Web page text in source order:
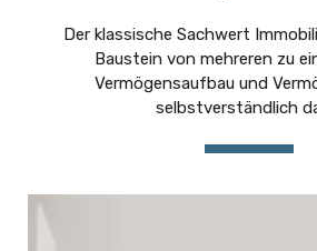
Der klassische Sachwert
Baustein von mehreren zu
Vermögensaufbau und
selbstverständlich